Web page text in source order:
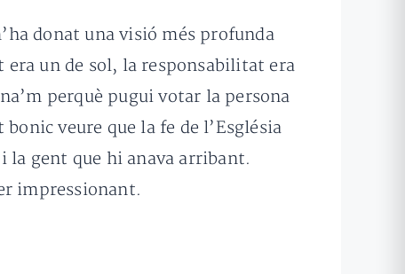
donat una visió més profunda
era un de sol, la responsabilitat era
perquè pugui votar la persona
veure que la fe de l’Església
la gent que hi anava arribant.
impressionant.